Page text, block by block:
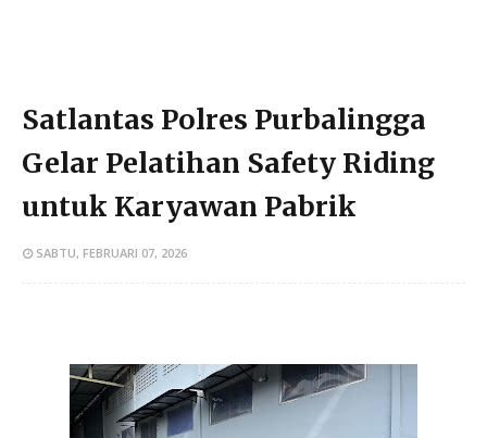
Satlantas Polres Purbalingga
Gelar Pelatihan Safety Riding
untuk Karyawan Pabrik
SABTU, FEBRUARI 07, 2026